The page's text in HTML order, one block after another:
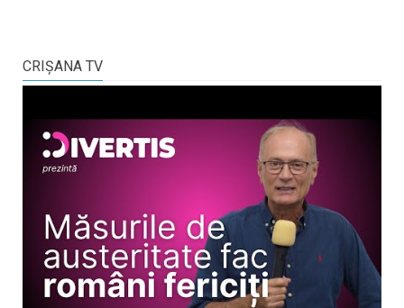
CRIŞANA TV